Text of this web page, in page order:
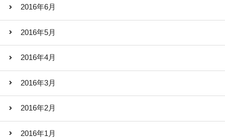
2016年6月
2016年5月
2016年4月
2016年3月
2016年2月
2016年1月